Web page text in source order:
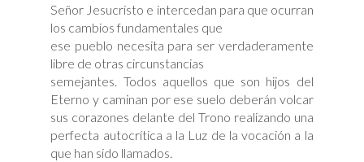
Señor Jesucristo e intercedan para que ocurran
los cambios fundamentales que
ese pueblo necesita para ser verdaderamente
libre de otras circunstancias
semejantes. Todos aquellos que son hijos del
Eterno y caminan por ese suelo deberán volcar
sus corazones delante del Trono realizando una
perfecta autocrítica a la Luz de la vocación a la
que han sido llamados.